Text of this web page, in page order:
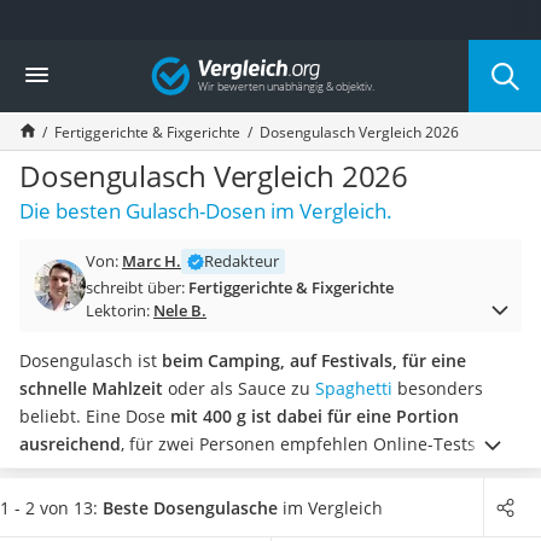
Die beliebtesten Vergleiche nach Kategorie
Lebensmittel
Schwarzkümmelöl
Knäckebrot
Schwarzkümmelöl-Kapseln
Manukahonig
Eiklar
Balsamico-Essig
Schwarzkümmelöl bio
Honig
Gemüsebrühe
Eiskaffee-Pulver
Irischer Whiskey
Grapefruitkernextrakt
Matcha-Set
Vergleich
Fertiggerichte & Fixgerichte Dosengulasch Vergleich 2026
Dosengulasch Vergleich 2026
Die besten Gulasch-Dosen im Vergleich.
Von: Marc H.
Redakteur
schreibt über: Fertiggerichte & Fixgerichte
Lektorin: Nele B.
Dosengulasch ist beim Camping, auf Festivals, für eine
schnelle Mahlzeit oder als Sauce zu Spaghetti besonders
beliebt. Eine Dose mit 400 g ist dabei für eine Portion
ausreichend, für zwei Personen empfehlen Online-Tests 800
g. Sie wählen dabeizwischen Rindergulasch,
Schweinegulasch oder Wildgulasch . Die Kalorien für
1 - 2 von 13: Beste Dosengulasche im Vergleich